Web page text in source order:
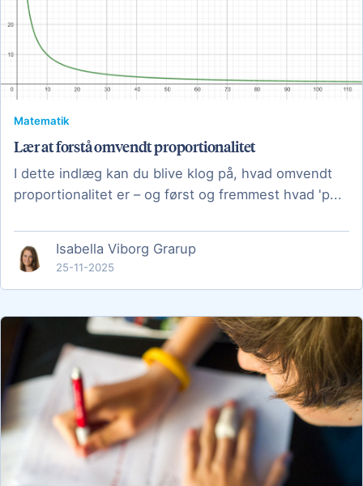
Matematik
Lær at forstå omvendt proportionalitet
I dette indlæg kan du blive klog på, hvad omvendt
proportionalitet er – og først og fremmest hvad 'p...
Isabella Viborg Grarup
25-11-2025